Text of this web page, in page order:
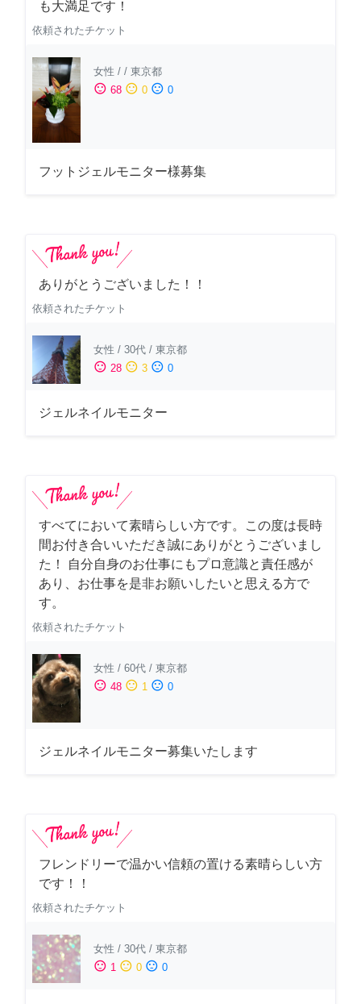
も大満足です！
依頼されたチケット
女性 / / 東京都
sentiment_satisfied 68 sentiment_neutral 0 sentiment_dissatisfied 0
フットジェルモニター様募集
ありがとうございました！！
依頼されたチケット
女性 / 30代 / 東京都
sentiment_satisfied 28 sentiment_neutral 3 sentiment_dissatisfied 0
ジェルネイルモニター
すべてにおいて素晴らしい方です。この度は長時
間お付き合いいただき誠にありがとうございまし
た！ 自分自身のお仕事にもプロ意識と責任感が
あり、お仕事を是非お願いしたいと思える方で
す。
依頼されたチケット
女性 / 60代 / 東京都
sentiment_satisfied 48 sentiment_neutral 1 sentiment_dissatisfied 0
ジェルネイルモニター募集いたします
フレンドリーで温かい信頼の置ける素晴らしい方
です！！
依頼されたチケット
女性 / 30代 / 東京都
sentiment_satisfied 1 sentiment_neutral 0 sentiment_dissatisfied 0